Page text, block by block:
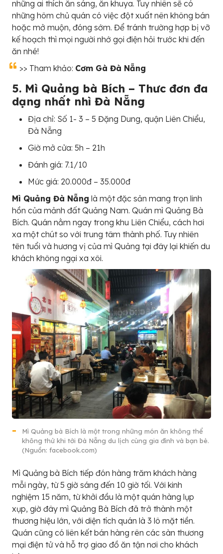
những ai thích ăn sáng, ăn khuya. Tuy nhiên sẽ có
những hôm chủ quán có việc đột xuất nên không bán
hoặc mở muộn, đóng sớm. Để tránh trường hợp bị vỡ
kế hoạch thì mọi người nhớ gọi điện hỏi trước khi đến
ăn nhé!
>> Tham khảo: Cơm Gà Đà Nẵng
5. Mì Quảng bà Bích – Thưc đơn đa
dạng nhất nhì Đà Nẵng
Địa chỉ: Số 1- 3 – 5 Đặng Dung, quận Liên Chiểu,
Đà Nẵng
Giờ mở cửa: 5h – 21h
Đánh giá: 7.1/10
Mức giá: 20.000đ – 35.000đ
Mì Quảng Đà Nẵng là một đặc sản mang trọn linh
hồn của mảnh đất Quảng Nam. Quán mì Quảng Bà
Bích. Quán nằm ngay trong khu Liên Chiểu, cách hơi
xa một chút so với trung tâm thành phố. Tuy nhiên
tên tuổi và hương vị của mì Quảng tại đây lại khiến du
khách không ngại xa xôi.
Mì Quảng bà Bích là một trong những món ăn không thể
không thử khi tới Đà Nẵng du lịch cùng gia đình và bạn bè.
(Nguồn: facebook.com)
Mì Quảng bà Bích tiếp đón hàng trăm khách hàng
mỗi ngày, từ 5 giờ sáng đến 10 giờ tối. Với kinh
nghiệm 15 năm, từ khởi đầu là một quán hàng lụp
xụp, giờ đây mì Quảng Bà Bích đã trở thành một
thương hiệu lớn, với diện tích quán là 3 lô mặt tiền.
Quán cũng có liên kết bán hàng rên các sàn thương
mại điện tử và hỗ trợ giao đồ ăn tận nơi cho khách